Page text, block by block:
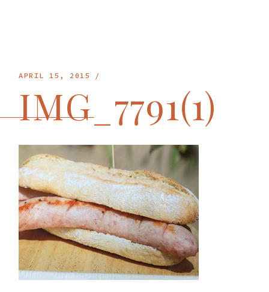
APRIL 15, 2015
IMG_7791(1)